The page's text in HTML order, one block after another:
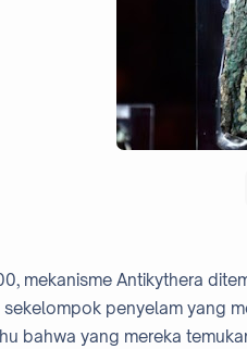
mekanisme Antikythera
penyelam yang
bahwa yang mereka